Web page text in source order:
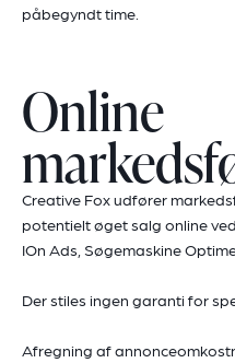
påbegyndt time.
Online
Creative Fox udfører
potentielt øget salg online
IOn Ads, Søgemaskine
Der stiles ingen garanti for
Afregning af